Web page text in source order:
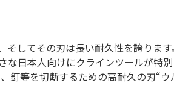
してその刃は長い耐久性を誇ります。
日本人向けにクラインツールが特別
釘等を切断するための高耐久の刃“